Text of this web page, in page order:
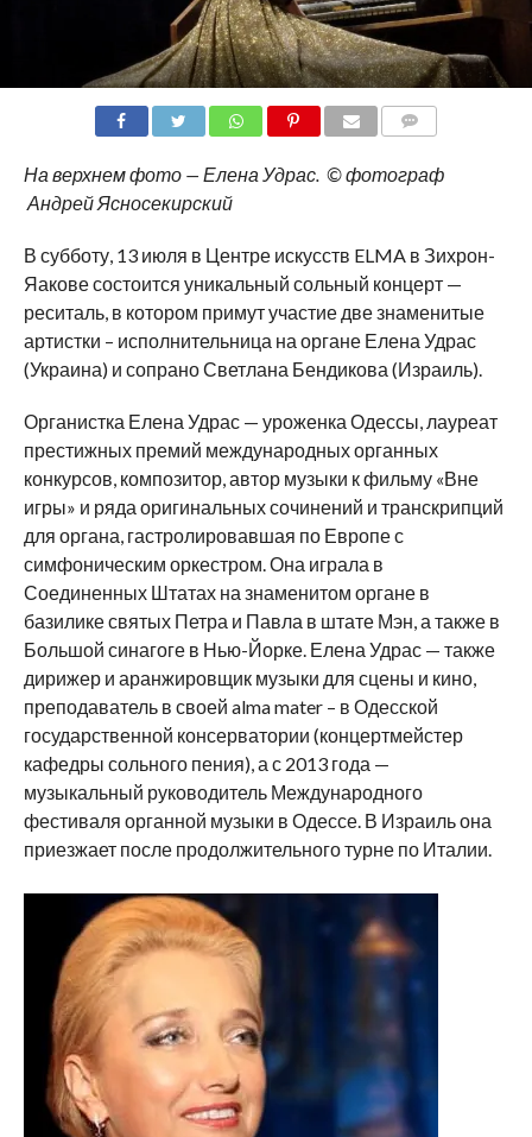
На верхнем фото — Елена Удрас. © фотограф
Андрей Ясносекирский
В субботу, 13 июля в Центре искусств ELMA в Зихрон-
Яакове состоится уникальный сольный концерт —
реситаль, в котором примут участие две знаменитые
артистки – исполнительница на органе Елена Удрас
(Украина) и сопрано Светлана Бендикова (Израиль).
Органистка Елена Удрас — уроженка Одессы, лауреат
престижных премий международных органных
конкурсов, композитор, автор музыки к фильму «Вне
игры» и ряда оригинальных сочинений и транскрипций
для органа, гастролировавшая по Европе с
симфоническим оркестром. Она играла в
Соединенных Штатах на знаменитом органе в
базилике святых Петра и Павла в штате Мэн, а также в
Большой синагоге в Нью-Йорке. Елена Удрас — также
дирижер и аранжировщик музыки для сцены и кино,
преподаватель в своей alma mater – в Одесской
государственной консерватории (концертмейстер
кафедры сольного пения), а с 2013 года —
музыкальный руководитель Международного
фестиваля органной музыки в Одессе. В Израиль она
приезжает после продолжительного турне по Италии.